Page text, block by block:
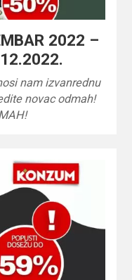
2022 –
nam izvanrednu
novac odmah!